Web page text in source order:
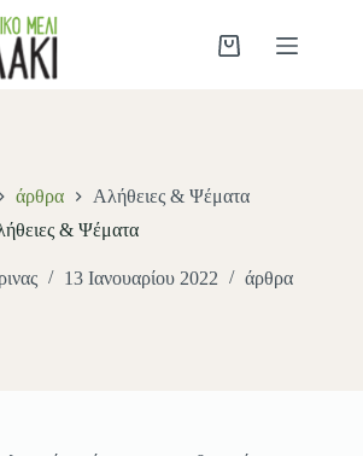
άρθρα
Αλήθειες & Ψέματα
& Ψέματα
13 Ιανουαρίου 2022 άρθρα